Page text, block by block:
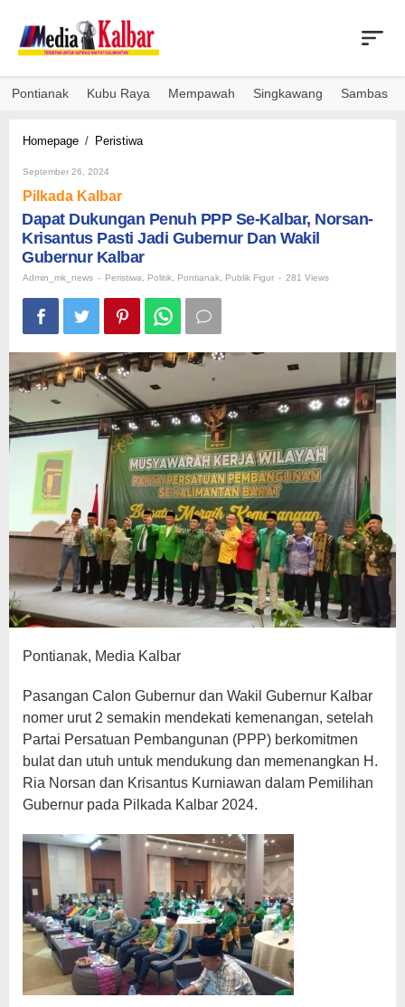
content
Pontianak Kubu Raya Mempawah Singkawang Sambas
Homepage / PeristiwaDapat
Kalbar,
Norsan-
Krisantus
Gubernur
Dan
Wakil
Gubernur
Kalbar
September 26, 2024
Pilkada Kalbar
Dapat Dukungan Penuh PPP Se-Kalbar, Norsan-
Krisantus Pasti Jadi Gubernur Dan Wakil
Gubernur Kalbar
Admin_mk_news - Peristiwa Politik Pontianak Publik Figur - 281 Views
Pontianak, Media Kalbar
Pasangan Calon Gubernur dan Wakil Gubernur Kalbar
nomer urut 2 semakin mendekati kemenangan, setelah
Partai Persatuan Pembangunan (PPP) berkomitmen
bulat dan utuh untuk mendukung dan memenangkan H.
Ria Norsan dan Krisantus Kurniawan dalam Pemilihan
Gubernur pada Pilkada Kalbar 2024.